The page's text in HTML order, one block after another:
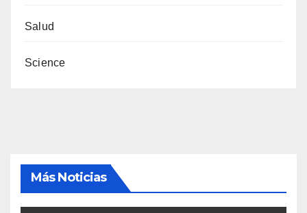
Salud
Science
Más Noticias